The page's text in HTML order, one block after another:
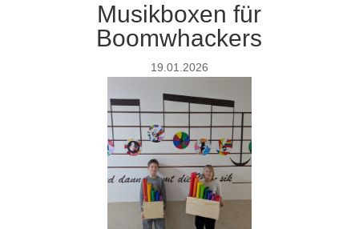
Musikboxen für
Boomwhackers
19.01.2026